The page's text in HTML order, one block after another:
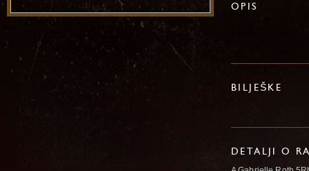
OPIS
BILJEŠKE
DETALJI O